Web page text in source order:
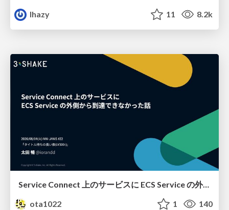
lhazy
11 8.2k
Service Connect 上のサービスに ECS Service の外側から到達できなかった話
ota1022
1 140